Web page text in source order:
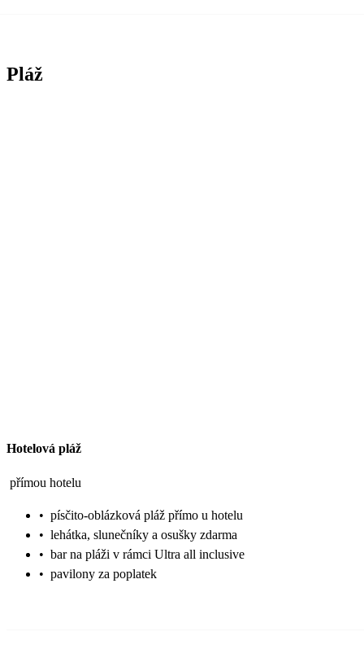
Pláž
Hotelová pláž
přímou hotelu
• písčito-oblázková pláž přímo u hotelu
• lehátka, slunečníky a osušky zdarma
• bar na pláži v rámci Ultra all inclusive
• pavilony za poplatek